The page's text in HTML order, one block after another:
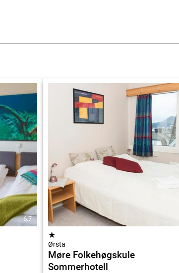
6.7
★
Ørsta
Møre Folkehøgskule
Sommerhotell